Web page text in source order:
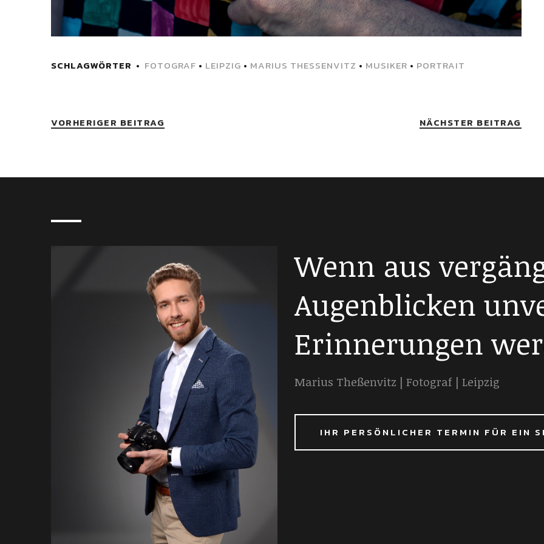
SCHLAGWÖRTER FOTOGRAF • LEIPZIG • MARIUS THESSENVITZ • MUSIKER • PORTRAIT
VORHERIGER BEITRAG NÄCHSTER BEITRAG
Wenn aus
Augenblicken
Erinnerungen
Marius Theßenvitz | Fotograf | Leipzig
IHR PERSÖNLICHER TERMIN FÜR EIN